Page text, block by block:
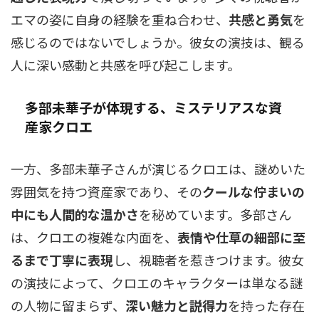
エマの姿に自身の経験を重ね合わせ、 共感と勇気を
感じるのではないでしょうか。彼女の演技は、観る
人に深い感動と共感を呼び起こします。
多部未華子が体現する、ミステリアスな資
産家クロエ
一方、多部未華子さんが演じるクロエは、謎めいた
雰囲気を持つ資産家であり、そのクールな佇まいの
中にも人間的な温かさを秘めています。多部さん
は、クロエの複雑な内面を、 表情や仕草の細部に至
るまで丁寧に表現し、視聴者を惹きつけます。彼女
の演技によって、クロエのキャラクターは単なる謎
の人物に留まらず、 深い魅力と説得力を持った存在